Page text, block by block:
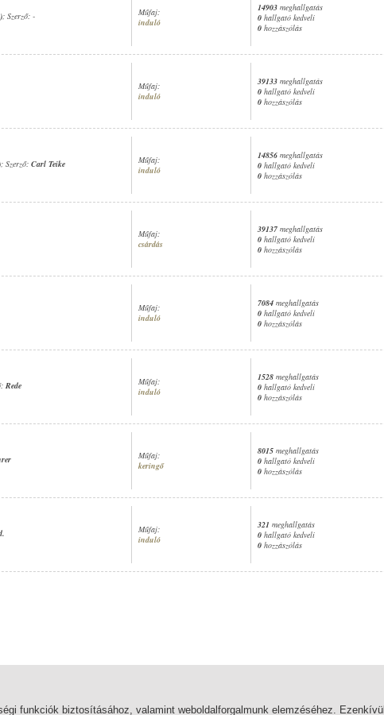
; Szerző: -
Műfaj:
induló
14903 meghallgatás
0 hallgató kedveli
0 hozzászólás
Műfaj:
induló
39133 meghallgatás
0 hallgató kedveli
0 hozzászólás
; Szerző: Carl Teike
Műfaj:
induló
14856 meghallgatás
0 hallgató kedveli
0 hozzászólás
Műfaj:
csárdás
39137 meghallgatás
0 hallgató kedveli
0 hozzászólás
Műfaj:
induló
7084 meghallgatás
0 hallgató kedveli
0 hozzászólás
Rede
Műfaj:
induló
1528 meghallgatás
0 hallgató kedveli
0 hozzászólás
Műfaj:
keringő
8015 meghallgatás
0 hallgató kedveli
0 hozzászólás
Műfaj:
induló
321 meghallgatás
0 hallgató kedveli
0 hozzászólás
4. oldal
funkciók biztosításához, valamint weboldalforgalmunk elemzéséhez. Ezenkívül